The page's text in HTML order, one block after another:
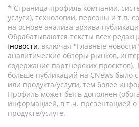
* Страница-профиль компании,
услуги), технологии, персоны и т.п.
на основе анализа архива
Обрабатываются тексты всех
(новости, включая "Главные
аналитические обзоры рынков,
содержание партнёрских
больше публикаций на CNews было
или продукта/услуги, тем более
Профиль может быть дополнен
информацией, в т.ч. презентацией
продукте/услуге.